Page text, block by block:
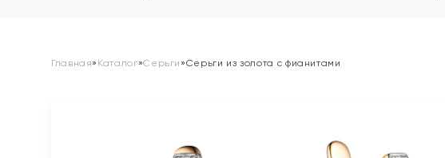
Главная» Каталог»Серьги »Серьги из золота с фианитами